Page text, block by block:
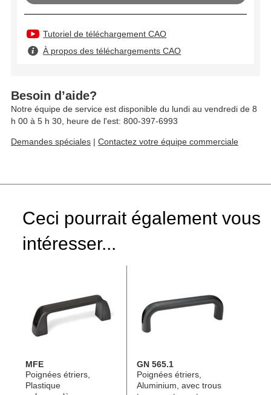
Tutoriel de téléchargement CAO
À propos des téléchargements CAO
Besoin d’aide?
Notre équipe de service est disponible du lundi au vendredi de 8
h 00 à 5 h 30, heure de l'est: 800-397-6993
Demandes spéciales | Contactez votre équipe commerciale
Ceci pourrait également vous
intéresser...
MFE
Poignées étriers,
Plastique
GN 565.1
Poignées étriers,
Aluminium, avec trous